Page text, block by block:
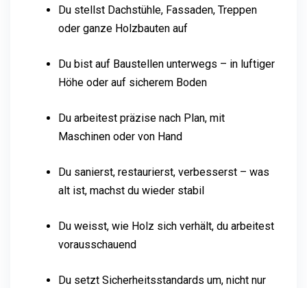
Du stellst Dachstühle, Fassaden, Treppen
oder ganze Holzbauten auf
Du bist auf Baustellen unterwegs – in luftiger
Höhe oder auf sicherem Boden
Du arbeitest präzise nach Plan, mit
Maschinen oder von Hand
Du sanierst, restaurierst, verbesserst – was
alt ist, machst du wieder stabil
Du weisst, wie Holz sich verhält, du arbeitest
vorausschauend
Du setzt Sicherheitsstandards um, nicht nur